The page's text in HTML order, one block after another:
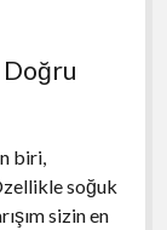
Doğru
biri,
soğuk
sizin en